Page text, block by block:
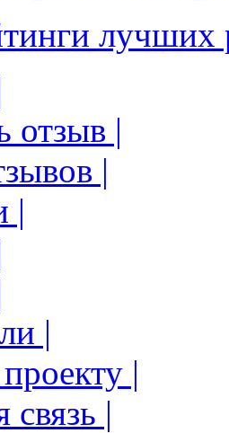
лучших
отзыв |
|
|
|
|
связь |